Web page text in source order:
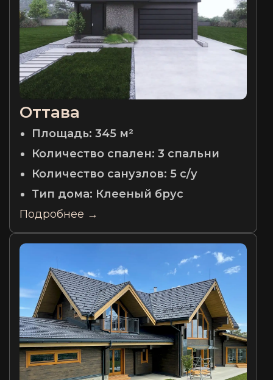
Оттава
Площадь: 345 м²
Количество спален: 3 спальни
Количество санузлов: 5 с/у
Тип дома: Клееный брус
Подробнее →